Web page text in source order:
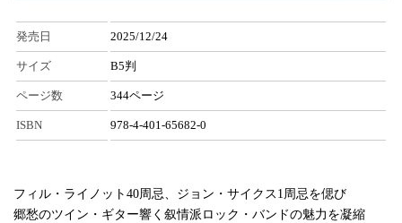
発売日 2025/12/24
サイズ B5判
ページ数 344ページ
ISBN 978-4-401-65682-0
フィル・ライノット40周忌、ジョン・サイクス1周忌を偲び
郷愁のツイン・ギター響く叙情派ロック・バンドの魅力を凝縮